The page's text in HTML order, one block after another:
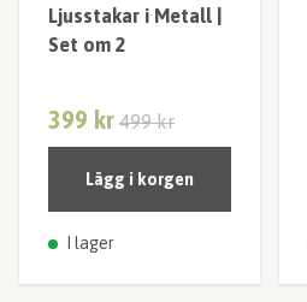
Ljusstakar i Metall |
Set om 2
399 kr 499 kr
Lägg i korgen
I lager